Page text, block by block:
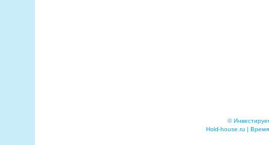
©
Hold-house.ru |